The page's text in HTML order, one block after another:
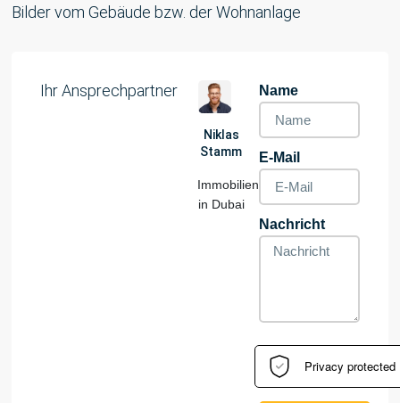
Bilder vom Gebäude bzw. der Wohnanlage
Ihr Ansprechpartner
Niklas
Stamm
Immobilienspezialist
in Dubai
Name
E-Mail
Nachricht